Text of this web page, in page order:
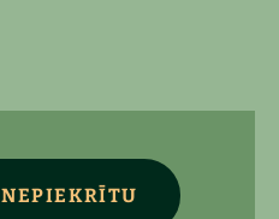
NEPIEKRĪTU